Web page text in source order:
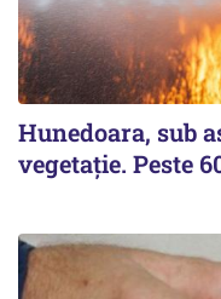
Hunedoara, sub
vegetație. Peste